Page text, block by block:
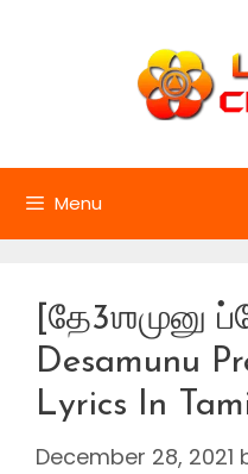
Menu
[தே3ஶமுனு
Desamunu
Lyrics In
December 28, 2021